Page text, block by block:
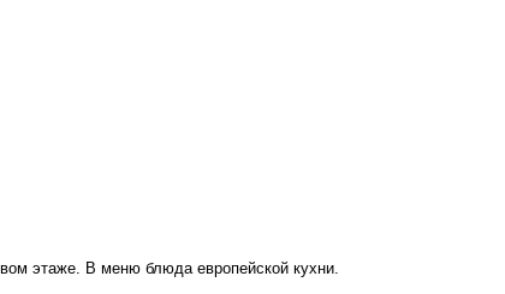
этаже. В меню блюда европейской кухни.